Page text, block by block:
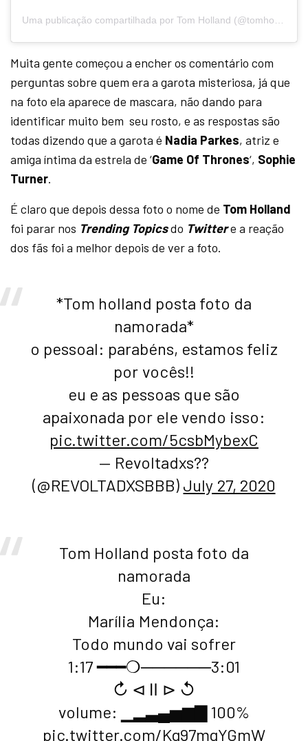
Uma publicação compartilhada por Tom Holland (@tomholland2013)
Muita gente começou a encher os comentário com
perguntas sobre quem era a garota misteriosa, já que
na foto ela aparece de mascara, não dando para
identificar muito bem seu rosto, e as respostas são
todas dizendo que a garota é Nadia Parkes, atriz e
amiga íntima da estrela de ‘Game Of Thrones‘, Sophie
Turner.
É claro que depois dessa foto o nome de Tom Holland
foi parar nos Trending Topicsdo Twittere a reação
dos fãs foi a melhor depois de ver a foto.
*Tom holland posta foto da
namorada*
o pessoal: parabéns, estamos feliz
por vocês!!
eu e as pessoas que são
apaixonada por ele vendo isso:
pic.twitter.com/5csbMybexC
— Revoltadxs??
(@REVOLTADXSBBB) July 27, 2020
Tom Holland posta foto da
namorada
Eu:
Marília Mendonça:
Todo mundo vai sofrer
1:17 ━━━❍──────3:01
↻ ⊲ Ⅱ ⊳ ↺
volume: ▁▂▃▄▅▆▇ 100%
pic.twitter.com/Kg97mgYGmW